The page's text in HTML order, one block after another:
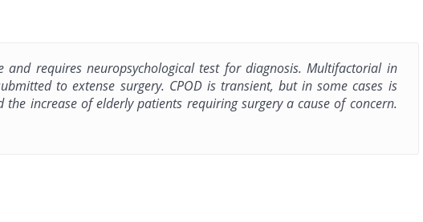
and requires neuropsychological test for diagnosis. Multifactorial in
to extense surgery. CPOD is transient, but in some cases is
increase of elderly patients requiring surgery a cause of concern.